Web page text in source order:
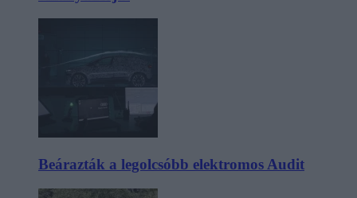
Beárazták a legolcsóbb elektromos Audit